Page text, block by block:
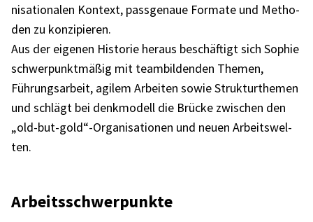
ni­sa­tio­na­len Kontext, pass­ge­naue Formate und Metho­
den zu konzi­pie­ren.
Aus der eige­nen Histo­rie heraus beschäf­tigt sich Sophie
schwer­punkt­mä­ßig mit team­bil­den­den Themen,
Führungs­ar­beit, agilem Arbei­ten sowie Struk­tur­the­men
und schlägt bei denk­mo­dell die Brücke zwischen den
„old-but-gold“-Organisationen und neuen Arbeits­wel­
ten.
Arbeits­schwer­punkte